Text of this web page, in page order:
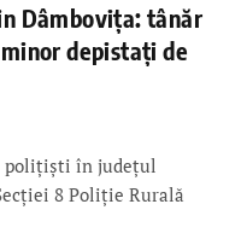
Dâmbovița: tânăr
depistați de
polițiști în județul
8 Poliție Rurală